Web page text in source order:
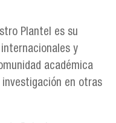
Plantel es su
y
académica
en otras